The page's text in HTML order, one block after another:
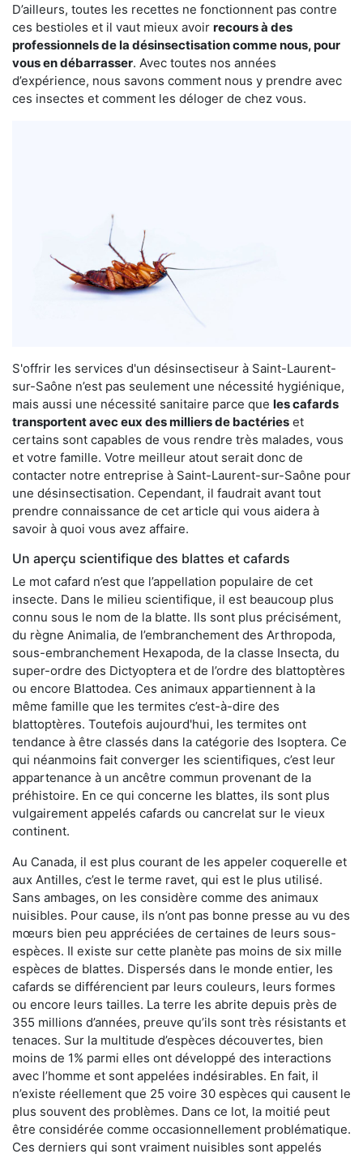
D’ailleurs, toutes les recettes ne fonctionnent pas contre
ces bestioles et il vaut mieux avoir recours à des
professionnels de la désinsectisation comme nous, pour
vous en débarrasser. Avec toutes nos années
d’expérience, nous savons comment nous y prendre avec
ces insectes et comment les déloger de chez vous.
S'offrir les services d'un désinsectiseur à Saint-Laurent-
sur-Saône n’est pas seulement une nécessité hygiénique,
mais aussi une nécessité sanitaire parce que les cafards
transportent avec eux des milliers de bactéries et
certains sont capables de vous rendre très malades, vous
et votre famille. Votre meilleur atout serait donc de
contacter notre entreprise à Saint-Laurent-sur-Saône pour
une désinsectisation. Cependant, il faudrait avant tout
prendre connaissance de cet article qui vous aidera à
savoir à quoi vous avez affaire.
Un aperçu scientifique des blattes et cafards
Le mot cafard n’est que l’appellation populaire de cet
insecte. Dans le milieu scientifique, il est beaucoup plus
connu sous le nom de la blatte. Ils sont plus précisément,
du règne Animalia, de l’embranchement des Arthropoda,
sous-embranchement Hexapoda, de la classe Insecta, du
super-ordre des Dictyoptera et de l’ordre des blattoptères
ou encore Blattodea. Ces animaux appartiennent à la
même famille que les termites c’est-à-dire des
blattoptères. Toutefois aujourd'hui, les termites ont
tendance à être classés dans la catégorie des Isoptera. Ce
qui néanmoins fait converger les scientifiques, c’est leur
appartenance à un ancêtre commun provenant de la
préhistoire. En ce qui concerne les blattes, ils sont plus
vulgairement appelés cafards ou cancrelat sur le vieux
continent.
Au Canada, il est plus courant de les appeler coquerelle et
aux Antilles, c’est le terme ravet, qui est le plus utilisé.
Sans ambages, on les considère comme des animaux
nuisibles. Pour cause, ils n’ont pas bonne presse au vu des
mœurs bien peu appréciées de certaines de leurs sous-
espèces. Il existe sur cette planète pas moins de six mille
espèces de blattes. Dispersés dans le monde entier, les
cafards se différencient par leurs couleurs, leurs formes
ou encore leurs tailles. La terre les abrite depuis près de
355 millions d’années, preuve qu’ils sont très résistants et
tenaces. Sur la multitude d’espèces découvertes, bien
moins de 1% parmi elles ont développé des interactions
avec l’homme et sont appelées indésirables. En fait, il
n’existe réellement que 25 voire 30 espèces qui causent le
plus souvent des problèmes. Dans ce lot, la moitié peut
être considérée comme occasionnellement problématique.
Ces derniers qui sont vraiment nuisibles sont appelés